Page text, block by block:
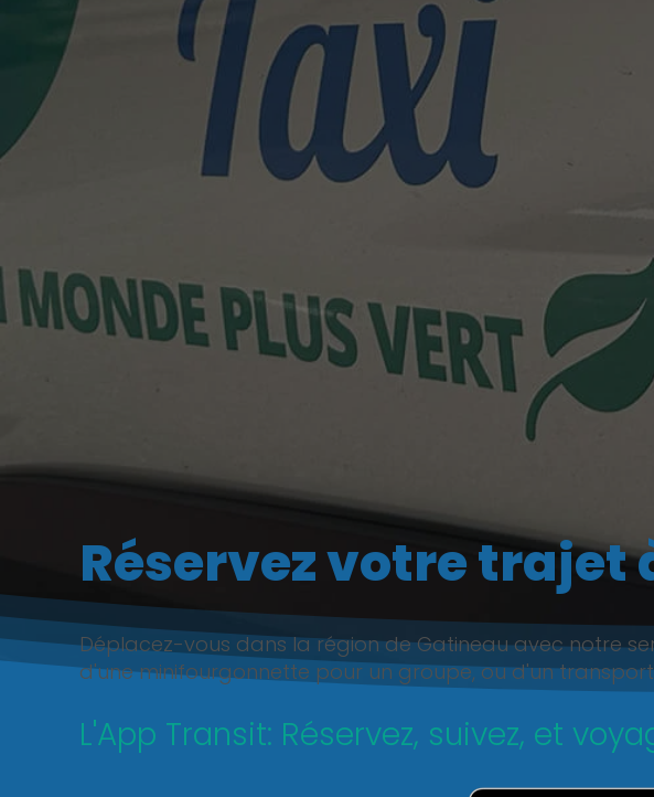
Réservez votre
Déplacez-vous dans la région de Gatineau avec notre
d'une minifourgonnette pour un groupe, ou d'un
L'App Transit: Réservez, suivez, et